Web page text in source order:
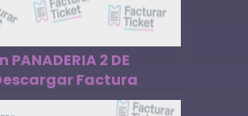
2 DE
Factura